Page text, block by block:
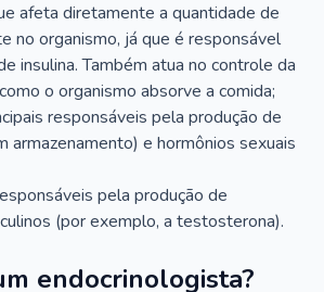
afeta diretamente a quantidade de
no organismo, já que é responsável
insulina. Também atua no controle da
o organismo absorve a comida;
responsáveis pela produção de
armazenamento) e hormônios sexuais
pela produção de
(por exemplo, a testosterona).
endocrinologista?